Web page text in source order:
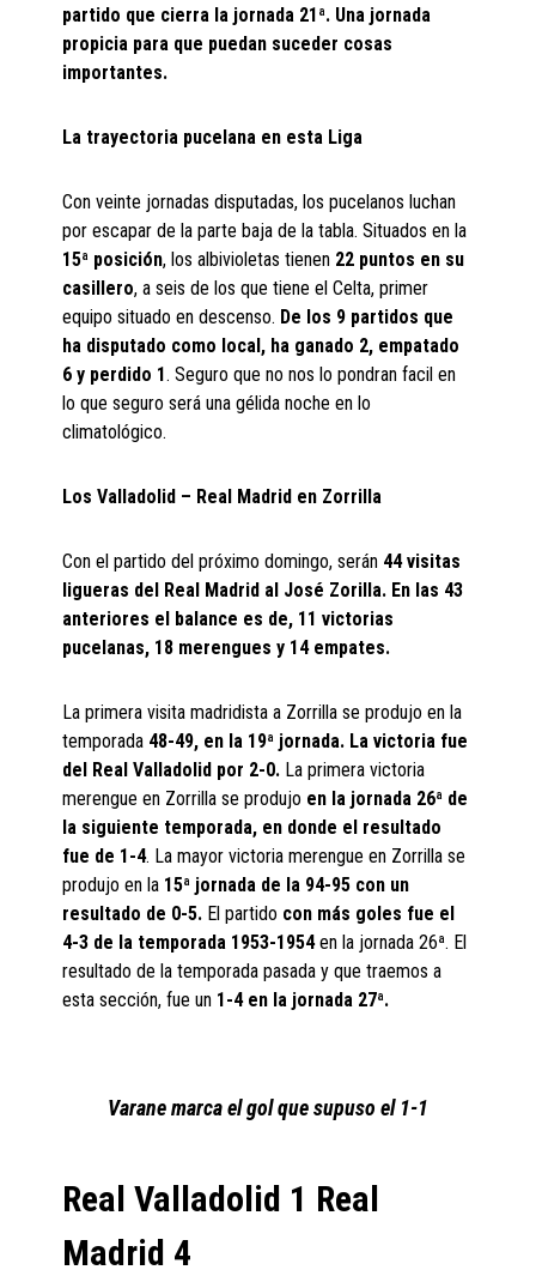
partido que cierra la jornada 21ª. Una jornada
propicia para que puedan suceder cosas
importantes.
La trayectoria pucelana en esta Liga
Con veinte jornadas disputadas, los pucelanos luchan
por escapar de la parte baja de la tabla. Situados en la
15ª posición, los albivioletas tienen 22 puntos en su
casillero, a seis de los que tiene el Celta, primer
equipo situado en descenso. De los 9 partidos que
ha disputado como local, ha ganado 2, empatado
6 y perdido 1. Seguro que no nos lo pondran facil en
lo que seguro será una gélida noche en lo
climatológico.
Los Valladolid – Real Madrid en Zorrilla
Con el partido del próximo domingo, serán 44 visitas
ligueras del Real Madrid al José Zorilla. En las 43
anteriores el balance es de, 11 victorias
pucelanas, 18 merengues y 14 empates.
La primera visita madridista a Zorrilla se produjo en la
temporada 48-49, en la 19ª jornada. La victoria fue
del Real Valladolid por 2-0. La primera victoria
merengue en Zorrilla se produjo en la jornada 26ª de
la siguiente temporada, en donde el resultado
fue de 1-4. La mayor victoria merengue en Zorrilla se
produjo en la 15ª jornada de la 94-95 con un
resultado de 0-5. El partido con más goles fue el
4-3 de la temporada 1953-1954en la jornada 26ª. El
resultado de la temporada pasada y que traemos a
esta sección, fue un 1-4 en la jornada 27ª.
Varane marca el gol que supuso el 1-1
Real Valladolid 1 Real
Madrid 4